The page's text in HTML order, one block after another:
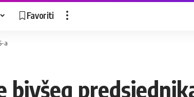
Favoriti
a